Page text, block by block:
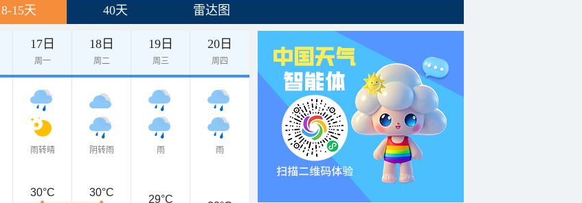
8-15天 40天 雷达图
17日
周一
18日
周二
19日
周三
20日
周四
雨转晴 阴转雨 雨 雨
30°C 30°C
29°C